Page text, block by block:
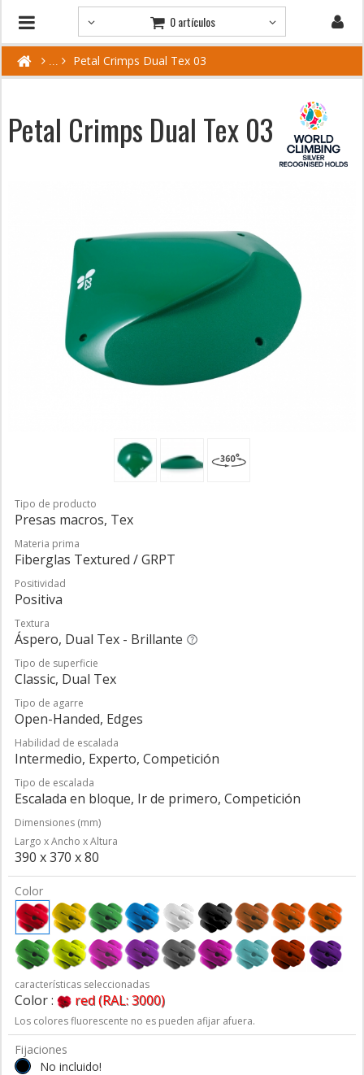
0 artículos
Petal Crimps Dual Tex 03
Petal Crimps Dual Tex 03
Tipo de producto
Presas macros, Tex
Materia prima
Fiberglas Textured / GRPT
Positividad
Positiva
Textura
Áspero, Dual Tex - Brillante
Tipo de superficie
Classic, Dual Tex
Tipo de agarre
Open-Handed, Edges
Habilidad de escalada
Intermedio, Experto, Competición
Tipo de escalada
Escalada en bloque, Ir de primero, Competición
Dimensiones (mm)
Largo x Ancho x Altura
390 x 370 x 80
Color
características seleccionadas
Color : red (RAL: 3000)
Los colores fluorescente no es pueden afijar afuera.
Fijaciones
No incluido!